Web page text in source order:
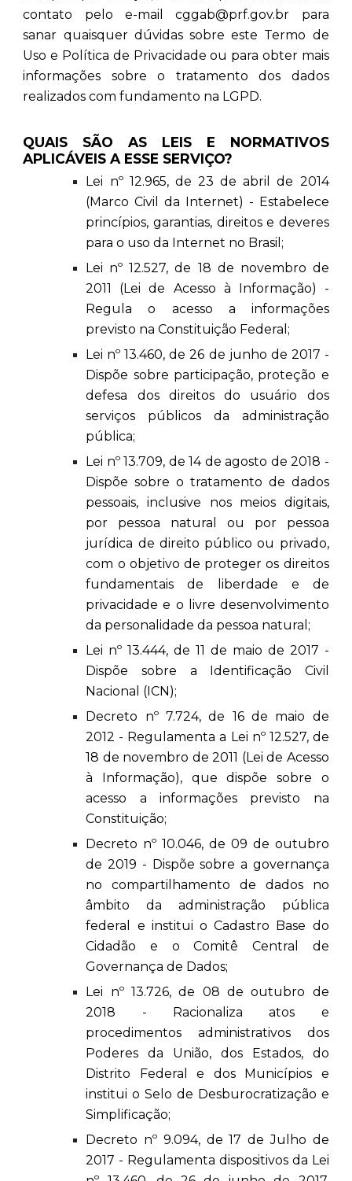
contato pelo e-mail cggab@prf.gov.br para
sanar quaisquer dúvidas sobre este Termo de
Uso e Política de Privacidade ou para obter mais
informações sobre o tratamento dos dados
realizados com fundamento na LGPD.
QUAIS SÃO AS LEIS E NORMATIVOS
APLICÁVEIS A ESSE SERVIÇO?
Lei nº 12.965, de 23 de abril de 2014
(Marco Civil da Internet) - Estabelece
princípios, garantias, direitos e deveres
para o uso da Internet no Brasil;
Lei nº 12.527, de 18 de novembro de
2011 (Lei de Acesso à Informação) -
Regula o acesso a informações
previsto na Constituição Federal;
Lei nº 13.460, de 26 de junho de 2017 -
Dispõe sobre participação, proteção e
defesa dos direitos do usuário dos
serviços públicos da administração
pública;
Lei nº 13.709, de 14 de agosto de 2018 -
Dispõe sobre o tratamento de dados
pessoais, inclusive nos meios digitais,
por pessoa natural ou por pessoa
jurídica de direito público ou privado,
com o objetivo de proteger os direitos
fundamentais de liberdade e de
privacidade e o livre desenvolvimento
da personalidade da pessoa natural;
Lei nº 13.444, de 11 de maio de 2017 -
Dispõe sobre a Identificação Civil
Nacional (ICN);
Decreto nº 7.724, de 16 de maio de
2012 - Regulamenta a Lei nº 12.527, de
18 de novembro de 2011 (Lei de Acesso
à Informação), que dispõe sobre o
acesso a informações previsto na
Constituição;
Decreto nº 10.046, de 09 de outubro
de 2019 - Dispõe sobre a governança
no compartilhamento de dados no
âmbito da administração pública
federal e institui o Cadastro Base do
Cidadão e o Comitê Central de
Governança de Dados;
Lei nº 13.726, de 08 de outubro de
2018 - Racionaliza atos e
procedimentos administrativos dos
Poderes da União, dos Estados, do
Distrito Federal e dos Municípios e
institui o Selo de Desburocratização e
Simplificação;
Decreto nº 9.094, de 17 de Julho de
2017 - Regulamenta dispositivos da Lei